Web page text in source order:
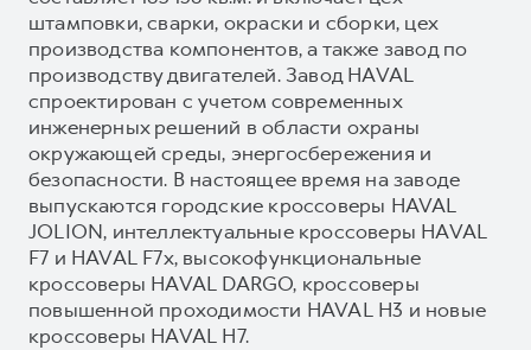
штамповки, сварки, окраски и сборки, цех
производства компонентов, а также завод по
производству двигателей. Завод HAVAL
спроектирован с учетом современных
инженерных решений в области охраны
окружающей среды, энергосбережения и
безопасности. В настоящее время на заводе
выпускаются городские кроссоверы HAVAL
JOLION, интеллектуальные кроссоверы HAVAL
F7 и HAVAL F7x, высокофункциональные
кроссоверы HAVAL DARGO, кроссоверы
повышенной проходимости HAVAL H3 и новые
кроссоверы HAVAL H7.